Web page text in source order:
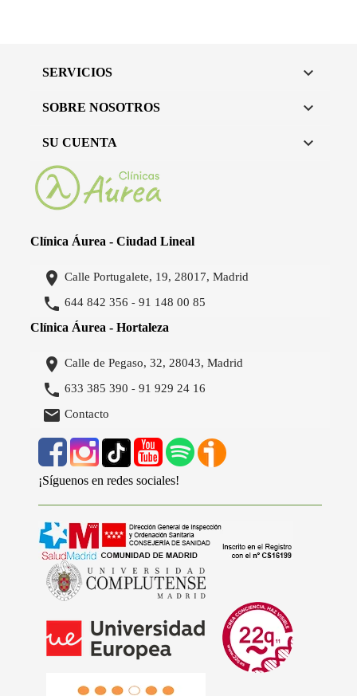
SERVICIOS 
SOBRE NOSOTROS 
SU CUENTA 
Clínica Áurea - Ciudad Lineal
 Calle Portugalete, 19, 28017, Madrid
 644 842 356 -91 148 00 85
Clínica Áurea - Hortaleza
 Calle de Pegaso, 32, 28043, Madrid
 633 385 390 -91 929 24 16
 Contacto
¡Síguenos en redes sociales!